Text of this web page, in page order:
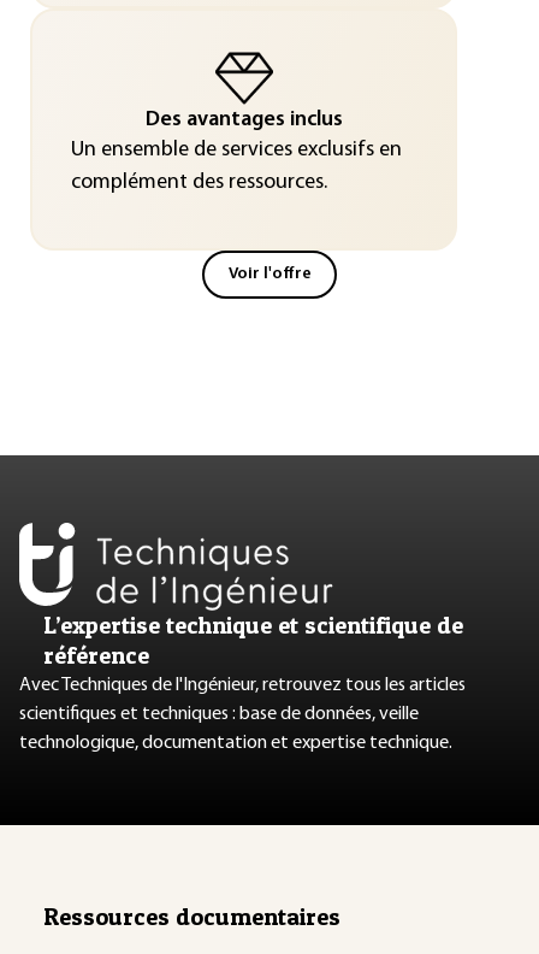
Des avantages inclus
Un ensemble de services exclusifs en
complément des ressources.
Voir l'offre
L’expertise technique et scientifique de
référence
Avec Techniques de l'Ingénieur, retrouvez tous les articles
scientifiques et techniques : base de données, veille
technologique, documentation et expertise technique.
Ressources documentaires